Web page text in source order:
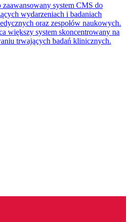
system CMS do
wydarzeniach i badaniach
oraz zespołów naukowych.
większy system skoncentrowany na
trwających badań klinicznych.